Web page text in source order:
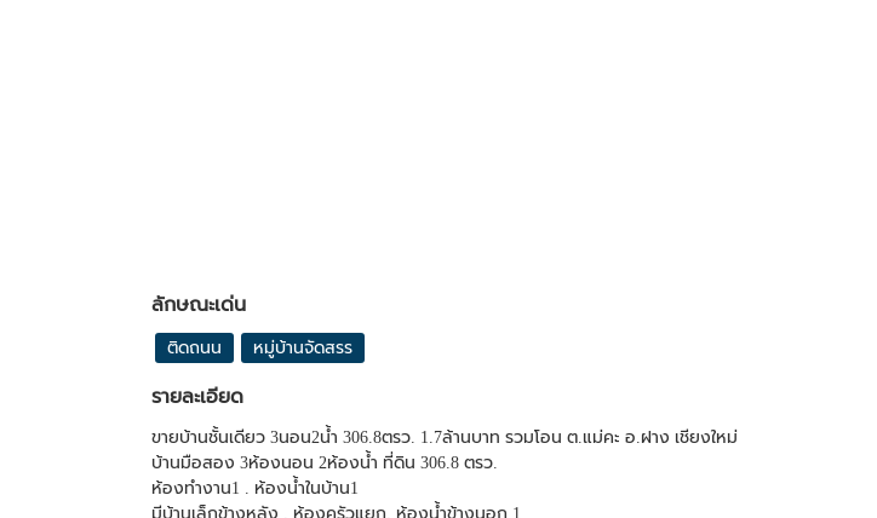
ลักษณะเด่น
ติดถนน หมู่บ้านจัดสรร
รายละเอียด
ขายบ้านชั้นเดียว 3นอน2น้ำ 306.8ตรว. 1.7ล้านบาท รวมโอน ต.แม่คะ อ.ฝาง เชียงใหม่
บ้านมือสอง 3ห้องนอน 2ห้องน้ำ ที่ดิน 306.8 ตรว.
ห้องทำงาน1 . ห้องน้ำในบ้าน1
มีบ้านเล็กข้างหลัง , ห้องครัวแยก, ห้องน้ำข้างนอก 1